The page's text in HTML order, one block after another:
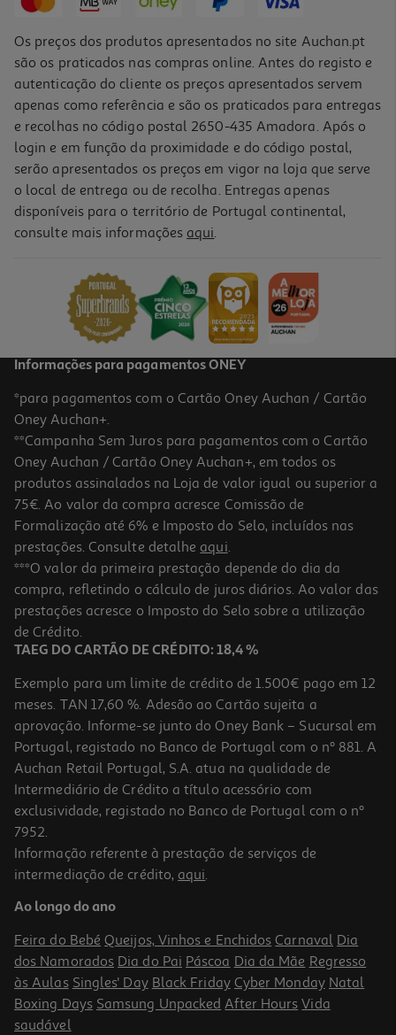
-50%
Intensificador Perfume Comfort Elixir Lily 460ml
Price reduced from
4.6
Intensificador Perfume Comfort Tropical 38 Doses
0.11 €/Dose
3,99 €
-50%
Intensificador Perfume Vernel Blue Jasmine 30d
0.13 €/Dose
3,99 €
Promoção
Os preços dos produtos apresentados no site Auchan.pt
são os praticados nas compras online. Antes do registo e
autenticação do cliente os preços apresentados servem
apenas como referência e são os praticados para entregas
e recolhas no código postal 2650-435 Amadora. Após o
login e em função da proximidade e do código postal,
serão apresentados os preços em vigor na loja que serve
o local de entrega ou de recolha. Entregas apenas
disponíveis para o território de Portugal continental,
consulte mais informações aqui.
Informações para pagamentos ONEY
*para pagamentos com o Cartão Oney Auchan / Cartão
Oney Auchan+.
**Campanha Sem Juros para pagamentos com o Cartão
Oney Auchan / Cartão Oney Auchan+, em todos os
produtos assinalados na Loja de valor igual ou superior a
75€. Ao valor da compra acresce Comissão de
Formalização até 6% e Imposto do Selo, incluídos nas
prestações. Consulte detalhe aqui.
***O valor da primeira prestação depende do dia da
compra, refletindo o cálculo de juros diários. Ao valor das
prestações acresce o Imposto do Selo sobre a utilização
de Crédito.
TAEG DO CARTÃO DE CRÉDITO: 18,4 %
Exemplo para um limite de crédito de 1.500€ pago em 12
meses. TAN 17,60 %. Adesão ao Cartão sujeita a
aprovação. Informe-se junto do Oney Bank – Sucursal em
Portugal, registado no Banco de Portugal com o nº 881. A
Auchan Retail Portugal, S.A. atua na qualidade de
Intermediário de Crédito a título acessório com
exclusividade, registado no Banco de Portugal com o nº
7952.
Informação referente à prestação de serviços de
intermediação de crédito, aqui.
Ao longo do ano
Feira do Bebé Queijos, Vinhos e Enchidos Carnaval Dia
dos Namorados Dia do Pai Páscoa Dia da Mãe Regresso
às Aulas Singles' Day Black Friday Cyber Monday Natal
Boxing Days Samsung Unpacked After Hours Vida
saudável